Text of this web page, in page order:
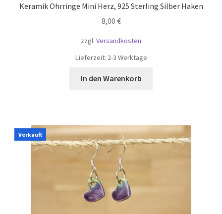
Keramik Ohrringe Mini Herz, 925 Sterling Silber Haken
8,00 €
zzgl. Versandkosten
Lieferzeit: 2-3 Werktage
In den Warenkorb
Verkauft